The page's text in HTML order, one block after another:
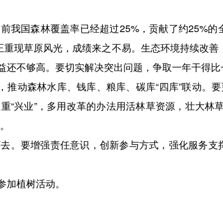
国森林覆盖率已经超过25%，贡献了约25%的
现草原风光，成绩来之不易。生态环境持续改
不够高。要切实解决突出问题，争取一年干得比
森林水库、钱库、粮库、碳库“四库”联动。要
兴业”，多用改革的办法用活林草资源，壮大林
要增强责任意识，创新参与方式，强化服务支
植树活动。